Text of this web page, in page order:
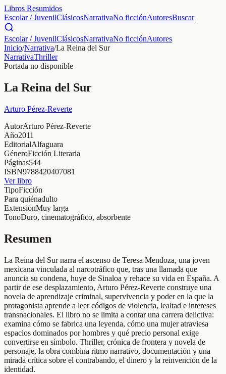
Libros Resumidos
Escolar / JuvenilClásicosNarrativaNo ficciónAutoresBuscar
Escolar / JuvenilClásicosNarrativaNo ficciónAutores
Inicio/Narrativa/La Reina del Sur
NarrativaThriller
Portada no disponible
La Reina del Sur
Arturo Pérez-Reverte
AutorArturo Pérez-Reverte
Año2011
EditorialAlfaguara
GéneroFicción Literaria
Páginas544
ISBN9788420407081
Ver libro
TipoFicción
Para quiénadulto
ExtensiónMuy larga
TonoDuro, cinematográfico, absorbente
Resumen
La Reina del Sur narra el ascenso de Teresa Mendoza, una joven
mexicana vinculada al narcotráfico que, tras una llamada que
anuncia su condena, huye de Sinaloa y rehace su vida en España. A
partir de ese desplazamiento, Arturo Pérez-Reverte construye una
novela de aprendizaje criminal, supervivencia y poder en la que la
protagonista aprende a leer códigos de violencia, lealtad e intereses
transnacionales. El libro no se limita a contar una carrera delictiva:
examina cómo se fabrica una leyenda, cómo una mujer atraviesa
espacios dominados por hombres y qué precio personal exige
convertirse en símbolo. Thriller, crónica de frontera y novela de
personaje, la obra combina ritmo narrativo, documentación y una
mirada crítica sobre el contrabando, el dinero y la reinvención de la
identidad.